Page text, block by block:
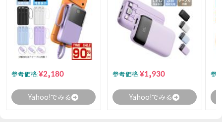
参考価格:¥2,180
Yahoo!でみる
参考価格:¥1,930
Yahoo!でみる
参